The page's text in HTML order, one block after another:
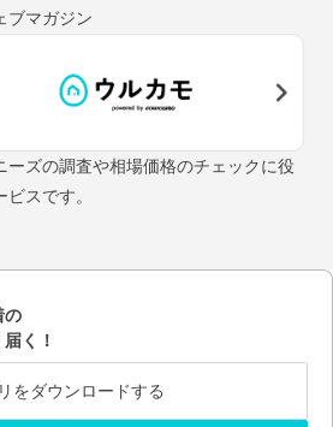
ブマガジン
ーズの調査や相場価格のチェックに役
スです。
の
く！
をダウンロードする